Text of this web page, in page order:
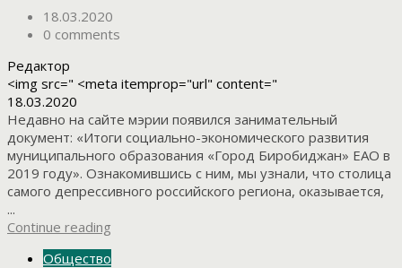
18.03.2020
0 comments
Редактор
<img src=" <meta itemprop="url" content="
18.03.2020
Недавно на сайте мэрии появился занимательный
документ: «Итоги социально-экономического развития
муниципального образования «Город Биробиджан» ЕАО в
2019 году». Ознакомившись с ним, мы узнали, что столица
самого депрессивного российского региона, оказывается,
...
Continue reading
Общество